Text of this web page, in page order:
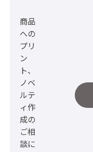
商品
への
プリ
ン
ト、
ノベ
ルテ
ィ作
成の
ご相
談に